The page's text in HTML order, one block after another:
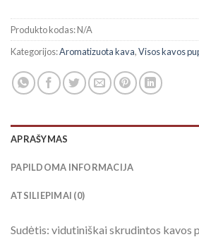
Produkto kodas:N/A
Kategorijos:Aromatizuota kava,Visos kavos
APRAŠYMAS
PAPILDOMA INFORMACIJA
ATSILIEPIMAI (0)
Sudėtis: vidutiniškai skrudintos kavos